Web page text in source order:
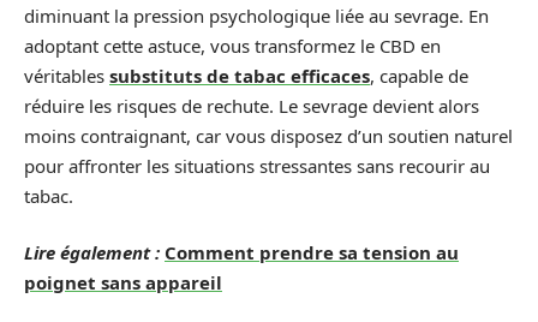
diminuant la pression psychologique liée au sevrage. En
adoptant cette astuce, vous transformez le CBD en
véritables substituts de tabac efficaces, capable de
réduire les risques de rechute. Le sevrage devient alors
moins contraignant, car vous disposez d’un soutien naturel
pour affronter les situations stressantes sans recourir au
tabac.
Lire également : Comment prendre sa tension au
poignet sans appareil